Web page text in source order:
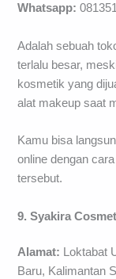
Whatsapp:
Adalah sebuah
terlalu besar,
kosmetik yang
alat makeup saat
Kamu bisa
online dengan
tersebut.
9. Syakira
Alamat: Loktabat
Baru, Kalimantan